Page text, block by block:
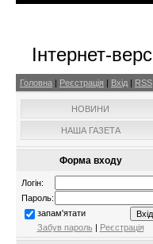
Інтернет-
Головна | Реєстрація | Вхід | RSS
НОВИНИ
НАША ГАЗЕТА
Форма входу
Логін:
Пароль:
запам'ятати
Забув пароль | Реєстрація